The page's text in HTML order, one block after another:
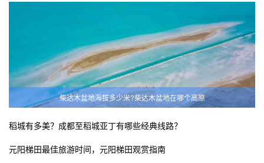
柴达木盆地海拔多少米?柴达木盆地在哪个高原
稻城有多美？成都至稻城亚丁有哪些经典线路？
元阳梯田最佳旅游时间，元阳梯田观赏指南